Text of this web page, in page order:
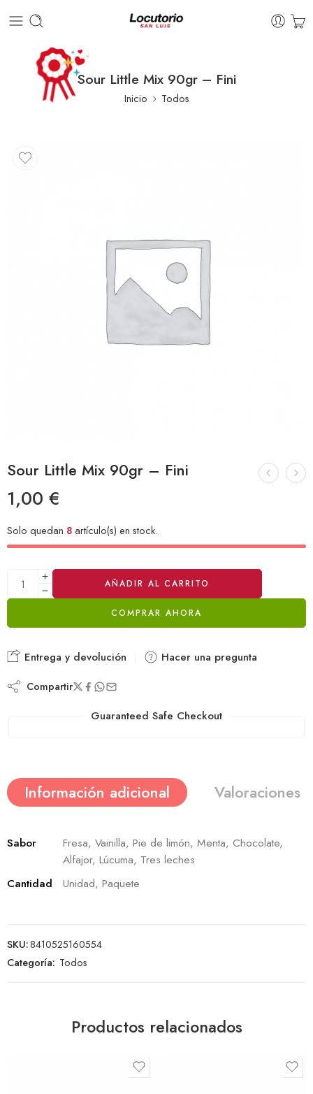
Sour Little Mix 90gr – Fini
Inicio Todos
Sour Little Mix 90gr – Fini
1,00 €
Solo quedan 8artículo(s) en stock.
AÑADIR AL CARRITO
COMPRAR AHORA
Alternative:
Entrega y devolución Hacer una pregunta
Compartir
Guaranteed Safe Checkout
Información adicional Valoraciones
Sabor
Fresa, Vainilla, Pie de limón, Menta, Chocolate,
Alfajor, Lúcuma, Tres leches
Cantidad
Unidad, Paquete
SKU:8410525160554
Categoría: Todos
Productos relacionados